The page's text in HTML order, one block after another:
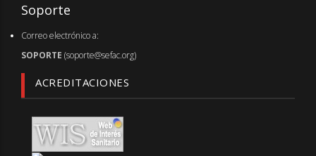
Soporte
Correo electrónico a:
SOPORTE (soporte@sefac.org)
ACREDITACIONES